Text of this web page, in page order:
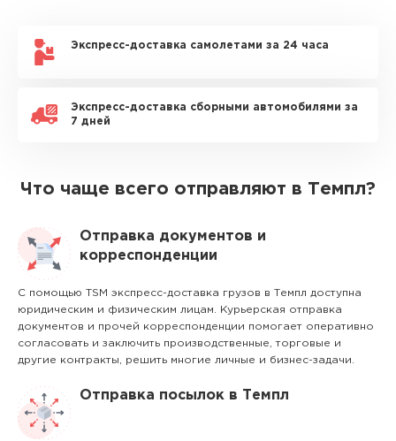
Экспресс-доставка самолетами за 24 часа
Экспресс-доставка сборными автомобилями за
7 дней
Что чаще всего отправляют в Темпл?
Отправка документов и
корреспонденции
С помощью TSM экспресс-доставка грузов в Темпл доступна
юридическим и физическим лицам. Курьерская отправка
документов и прочей корреспонденции помогает оперативно
согласовать и заключить производственные, торговые и
другие контракты, решить многие личные и бизнес-задачи.
Отправка посылок в Темпл